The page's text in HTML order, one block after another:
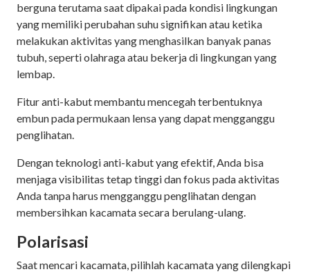
berguna terutama saat dipakai pada kondisi lingkungan
yang memiliki perubahan suhu signifikan atau ketika
melakukan aktivitas yang menghasilkan banyak panas
tubuh, seperti olahraga atau bekerja di lingkungan yang
lembap.
Fitur anti-kabut membantu mencegah terbentuknya
embun pada permukaan lensa yang dapat mengganggu
penglihatan.
Dengan teknologi anti-kabut yang efektif, Anda bisa
menjaga visibilitas tetap tinggi dan fokus pada aktivitas
Anda tanpa harus mengganggu penglihatan dengan
membersihkan kacamata secara berulang-ulang.
Polarisasi
Saat mencari kacamata, pilihlah kacamata yang dilengkapi